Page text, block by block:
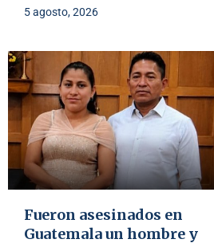
5 agosto, 2026
Fueron asesinados en
Guatemala un hombre y